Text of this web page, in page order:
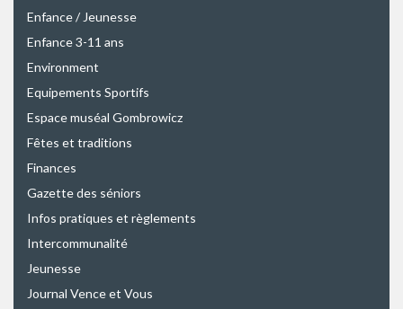
Enfance / Jeunesse
Enfance 3-11 ans
Environment
Equipements Sportifs
Espace muséal Gombrowicz
Fêtes et traditions
Finances
Gazette des séniors
Infos pratiques et règlements
Intercommunalité
Jeunesse
Journal Vence et Vous